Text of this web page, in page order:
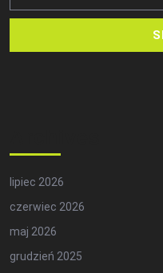
lipiec 2026
czerwiec 2026
maj 2026
grudzień 2025